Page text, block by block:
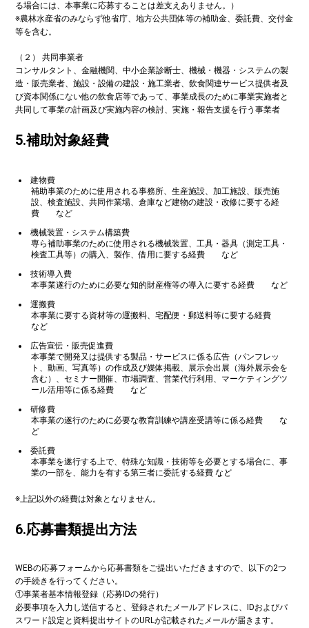
る場合には、本事業に応募することは差支えありません。）
※農林水産省のみならず他省庁、地方公共団体等の補助金、委託費、交付金
等を含む。
（２） 共同事業者
コンサルタント、金融機関、中小企業診断士、機械・機器・システムの製
造・販売業者、施設・設備の建設・施工業者、飲食関連サービス提供者及
び資本関係にない他の飲食店等であって、事業成長のために事業実施者と
共同して事業の計画及び実施内容の検討、実施・報告支援を行う事業者
5.補助対象経費
建物費
補助事業のために使用される事務所、生産施設、加工施設、販売施
設、検査施設、共同作業場、倉庫など建物の建設・改修に要する経
費 など
機械装置・システム構築費
専ら補助事業のために使用される機械装置、工具・器具（測定工具・
検査工具等）の購入、製作、借用に要する経費 など
技術導入費
本事業遂行のために必要な知的財産権等の導入に要する経費 など
運搬費
本事業に要する資材等の運搬料、宅配便・郵送料等に要する経費
など
広告宣伝・販売促進費
本事業で開発又は提供する製品・サービスに係る広告（パンフレッ
ト、動画、写真等）の作成及び媒体掲載、展示会出展（海外展示会を
含む）、セミナー開催、市場調査、営業代行利用、マーケティングツ
ール活用等に係る経費 など
研修費
本事業の遂行のために必要な教育訓練や講座受講等に係る経費 な
ど
委託費
本事業を遂行する上で、特殊な知識・技術等を必要とする場合に、事
業の一部を、能力を有する第三者に委託する経費 など
※上記以外の経費は対象となりません。
6.応募書類提出方法
WEBの応募フォームから応募書類をご提出いただきますので、以下の2つ
の手続きを行ってください。
①事業者基本情報登録（応募IDの発行）
必要事項を入力し送信すると、登録されたメールアドレスに、IDおよびパ
スワード設定と資料提出サイトのURLが記載されたメールが届きます。